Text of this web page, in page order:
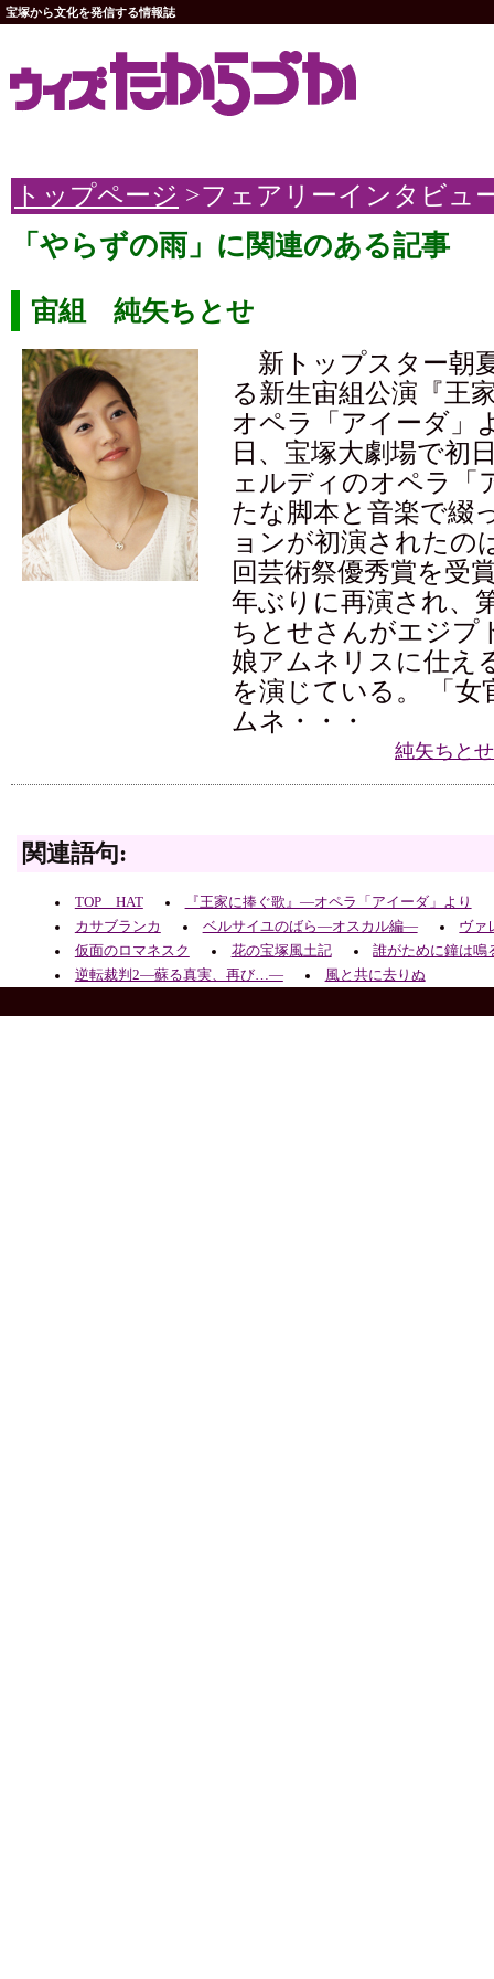
宝塚から文化を発信する情報誌
トップページ >フェアリーインタビュ
「やらずの雨」に関連のある記事
宙組 純矢ちとせ
新トップスター朝
る新生宙組公演『王
オペラ「アイーダ」
日、宝塚大劇場で初
ェルディのオペラ「
たな脚本と音楽で綴
ョンが初演されたの
回芸術祭優秀賞を受
年ぶりに再演され、
ちとせさんがエジプ
娘アムネリスに仕え
を演じている。 「女
ムネ・・・
純矢ちと
関連語句:
TOP HAT
『王家に捧ぐ歌』―オペラ「アイーダ」より
カサブランカ
ベルサイユのばら―オスカル編―
ヴァ
仮面のロマネスク
花の宝塚風土記
誰がために鐘は鳴
逆転裁判2―蘇る真実、再び…―
風と共に去りぬ